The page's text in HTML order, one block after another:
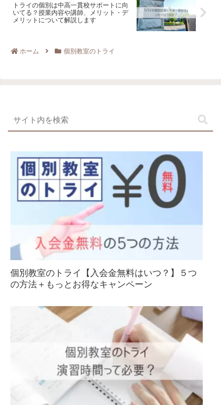
トライの個別は中高一貫校サポートに向
いてる？授業内容や講師、メリット・デ
メリットについて解説します
ホーム 個別教室のトライ
個別教室のトライ【入会金無料はいつ？】５つ
の方法＋もっとお得なキャンペーン